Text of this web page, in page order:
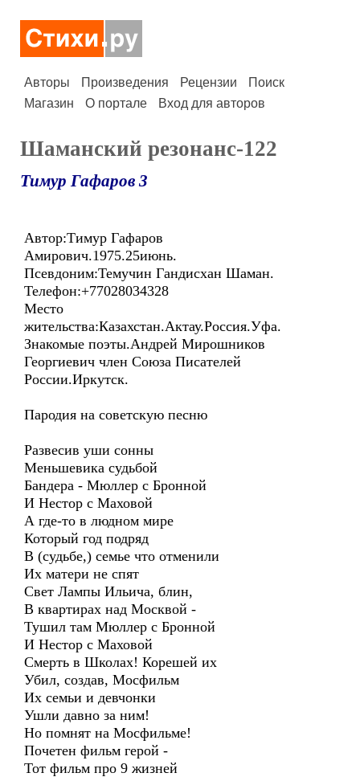
Авторы Произведения Рецензии
Поиск
Магазин
О портале Вход для авторов
Шаманский резонанс-122
Тимур Гафаров 3
Автор:Тимур Гафаров
Амирович.1975.25июнь.
Псевдоним:Темучин Гандисхан Шаман.
Телефон:+77028034328
Место
жительства:Казахстан.Актау.Россия.Уфа.
Знакомые поэты.Андрей Мирошников
Георгиевич член Союза Писателей
России.Иркутск.
Пародия на советскую песню
Развесив уши сонны
Меньшевика судьбой
Бандера - Мюллер с Бронной
И Нестор с Маховой
А где-то в людном мире
Который год подряд
В (судьбе,) семье что отменили
Их матери не спят
Свет Лампы Ильича, блин,
В квартирах над Москвой -
Тушил там Мюллер с Бронной
И Нестор с Маховой
Смерть в Школах! Корешей их
Убил, создав, Мосфильм
Их семьи и девчонки
Ушли давно за ним!
Но помнят на Мосфильме!
Почетен фильм герой -
Тот фильм про 9 жизней